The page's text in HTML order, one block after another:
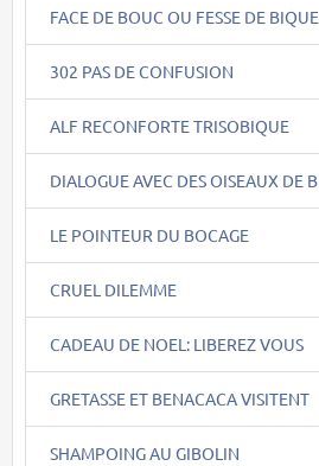
FACE DE BOUC OU FESSE DE BIQUE
302 PAS DE CONFUSION
ALF RECONFORTE TRISOBIQUE
DIALOGUE AVEC DES OISEAUX DE B
LE POINTEUR DU BOCAGE
CRUEL DILEMME
CADEAU DE NOEL: LIBEREZ VOUS
GRETASSE ET BENACACA VISITENT
SHAMPOING AU GIBOLIN